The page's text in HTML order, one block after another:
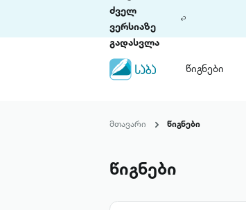
ძველ
ვერსიაზე
გადასვლა
წიგნები
მთავარი წიგნები
წიგნები